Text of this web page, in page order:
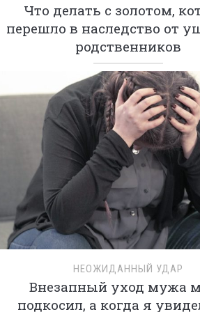
Что делать с золотом,
перешло в наследство от
родственников
НЕОЖИДАННЫЙ УДАР
Внезапный уход мужа
подкосил, а когда я